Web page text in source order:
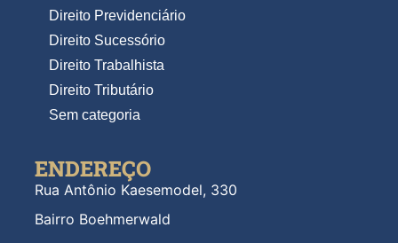
Direito Previdenciário
Direito Sucessório
Direito Trabalhista
Direito Tributário
Sem categoria
ENDEREÇO
Rua Antônio Kaesemodel, 330
Bairro Boehmerwald